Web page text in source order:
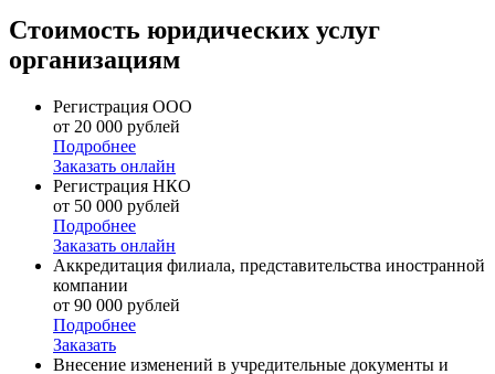
Стоимость юридических услуг
организациям
Регистрация ООО
от 20 000 рублей
Подробнее
Заказать онлайн
Регистрация НКО
от 50 000 рублей
Подробнее
Заказать онлайн
Аккредитация филиала, представительства иностранной
компании
от 90 000 рублей
Подробнее
Заказать
Внесение изменений в учредительные документы и